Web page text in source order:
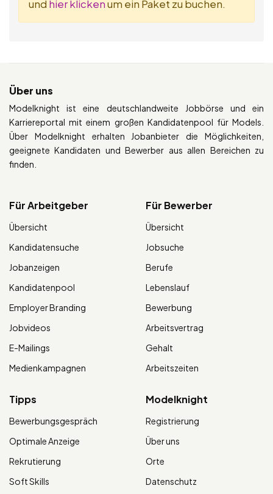
und hier klickenum ein Paket zu buchen.
Über uns
Modelknight ist eine deutschlandweite Jobbörse und ein
Karriereportal mit einem großen Kandidatenpool für Models.
Über Modelknight erhalten Jobanbieter die Möglichkeiten,
geeignete Kandidaten und Bewerber aus allen Bereichen zu
finden.
Für Arbeitgeber
Übersicht
Kandidatensuche
Jobanzeigen
Kandidatenpool
Employer Branding
Jobvideos
E-Mailings
Medienkampagnen
Für Bewerber
Übersicht
Jobsuche
Berufe
Lebenslauf
Bewerbung
Arbeitsvertrag
Gehalt
Arbeitszeiten
Tipps
Bewerbungsgespräch
Optimale Anzeige
Rekrutierung
Soft Skills
Modelknight
Registrierung
Über uns
Orte
Datenschutz